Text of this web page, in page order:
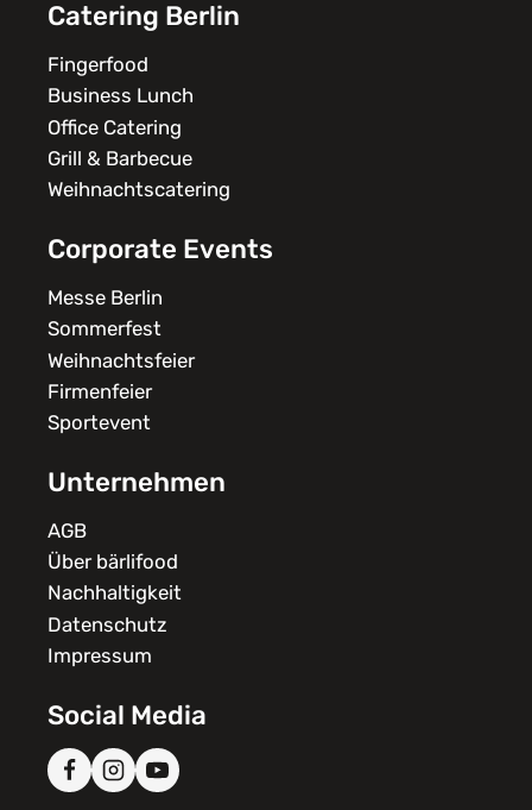
Catering Berlin
Fingerfood
Business Lunch
Office Catering
Grill & Barbecue
Weihnachtscatering
Corporate Events
Messe Berlin
Sommerfest
Weihnachtsfeier
Firmenfeier
Sportevent
Unternehmen
AGB
Über bärlifood
Nachhaltigkeit
Datenschutz
Impressum
Social Media